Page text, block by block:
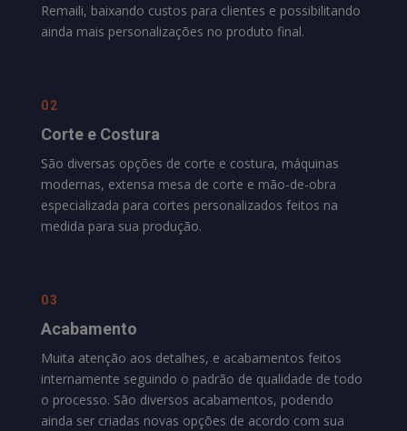
Remaili, baixando custos para clientes e possibilitando
ainda mais personalizações no produto final.
02
Corte e Costura
São diversas opções de corte e costura, máquinas
modernas, extensa mesa de corte e mão-de-obra
especializada para cortes personalizados feitos na
medida para sua produção.
03
Acabamento
Muita atenção aos detalhes, e acabamentos feitos
internamente seguindo o padrão de qualidade de todo
o processo. São diversos acabamentos, podendo
ainda ser criadas novas opções de acordo com sua